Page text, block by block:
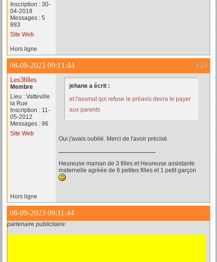
Inscription : 30-
04-2018
Messages : 5
883
Site Web
Hors ligne
#24
08-09-2023 09:11:44
Les3filles
Membre
Lieu : Vatteville
la Rue
Inscription : 11-
05-2012
Messages : 96
Site Web
jehane a écrit :
et l'assmat qui refuse le préavis devra le payer
aux parents
Oui j'avais oublié. Merci de l'avoir précisé.
Heureuse maman de 3 filles et Heureuse assistante
maternelle agréée de 6 petites filles et 1 petit garçon
Hors ligne
08-09-2023 09:11:44
partenaire publicitaire: